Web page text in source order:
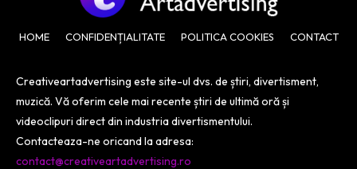
HOME CONFIDENȚIALITATE POLITICA COOKIES CONTACT
Creativeartadvertising este site-ul dvs. de știri, divertisment,
muzică. Vă oferim cele mai recente știri de ultimă oră și
videoclipuri direct din industria divertismentului.
Contacteaza-ne oricand la adresa:
contact@creativeartadvertising.ro